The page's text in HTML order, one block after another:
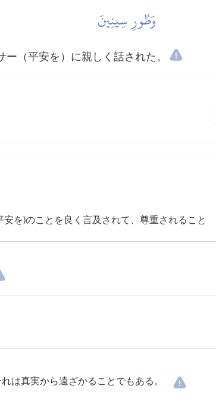
وَطُورِ سِينِينَ
（平安を）に親しく話された。
を)のことを良く言及されて、尊重されること
は真実から遠ざかることでもある。